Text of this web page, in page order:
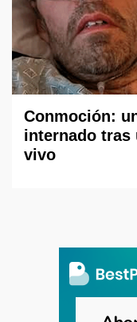
Conmoción:
internado tras
vivo